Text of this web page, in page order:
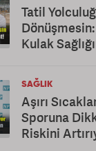
Tatil
Kulak
SAĞLIK
Aşırı
Sporuna
Riskini